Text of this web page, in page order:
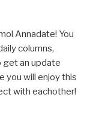
Annadate! You
columns,
get an update
you will enjoy this
with eachother!